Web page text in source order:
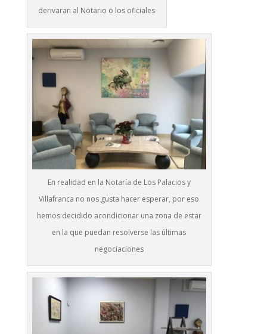
derivaran al Notario o los oficiales
En realidad en la Notaría de Los Palacios y
Villafranca no nos gusta hacer esperar, por eso
hemos decidido acondicionar una zona de estar
en la que puedan resolverse las últimas
negociaciones